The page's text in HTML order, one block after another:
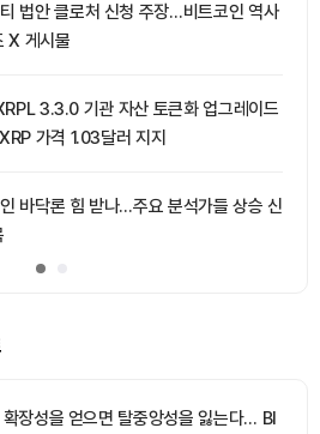
법안 클로처 신청 주장…비트코인 역사
X 게시물
3.3.0 기관 자산 토큰화 업그레이드
가격 1.03달러 지지
바닥론 힘 받나…주요 분석가들 상승 신
장성을 얻으면 탈중앙성을 잃는다… BI